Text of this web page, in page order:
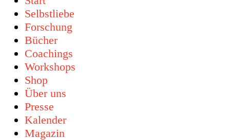
Selbstliebe
Forschung
Bücher
Coachings
Workshops
Shop
Über uns
Presse
Kalender
Magazin